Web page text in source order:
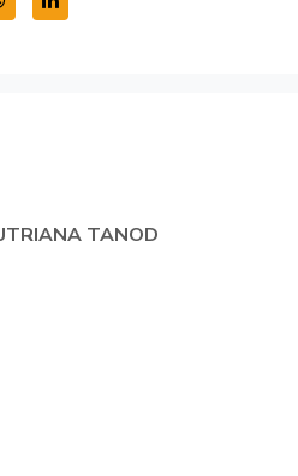
TANOD